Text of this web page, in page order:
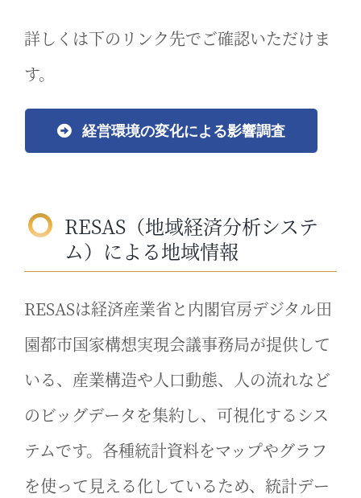
詳しくは下のリンク先でご確認いただけま
す。
経営環境の変化による影響調査
RESAS（地域経済分析システ
ム）による地域情報
RESASは経済産業省と内閣官房デジタル田
園都市国家構想実現会議事務局が提供して
いる、産業構造や人口動態、人の流れなど
のビッグデータを集約し、可視化するシス
テムです。各種統計資料をマップやグラフ
を使って見える化しているため、統計デー